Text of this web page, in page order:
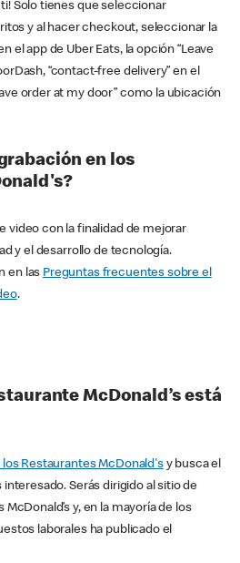
Solo tienes que seleccionar
y al hacer checkout, seleccionar la
el app de Uber Eats, la opción “Leave
“contact-free delivery” en el
order at my door” como la ubicación
en los
video con la finalidad de mejorar
y el desarrollo de tecnología.
en las Preguntas frecuentes sobre el
.
McDonald’s está
Restaurantes McDonald'sy busca el
Serás dirigido al sitio de
y, en la mayoría de los
laborales ha publicado el